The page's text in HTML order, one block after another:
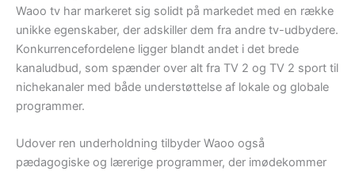
Waoo tv har markeret sig solidt på markedet med en række
unikke egenskaber, der adskiller dem fra andre tv-udbydere.
Konkurrencefordelene ligger blandt andet i det brede
kanaludbud, som spænder over alt fra TV 2 og TV 2 sport til
nichekanaler med både understøttelse af lokale og globale
programmer.
Udover ren underholdning tilbyder Waoo også
pædagogiske og lærerige programmer, der imødekommer